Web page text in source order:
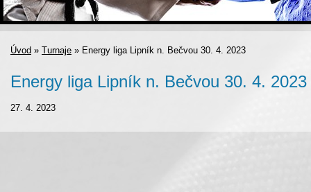
Úvod » Turnaje » Energy liga Lipník n. Bečvou 30. 4. 2023
Energy liga Lipník n. Bečvou 30. 4. 2023
27. 4. 2023